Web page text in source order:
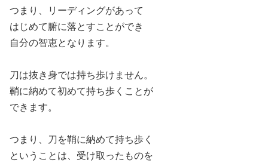
つまり、リーディングがあって
はじめて腑に落とすことができ
自分の智恵となります。
刀は抜き身では持ち歩けません。
鞘に納めて初めて持ち歩くことが
できます。
つまり、刀を鞘に納めて持ち歩く
ということは、受け取ったものを